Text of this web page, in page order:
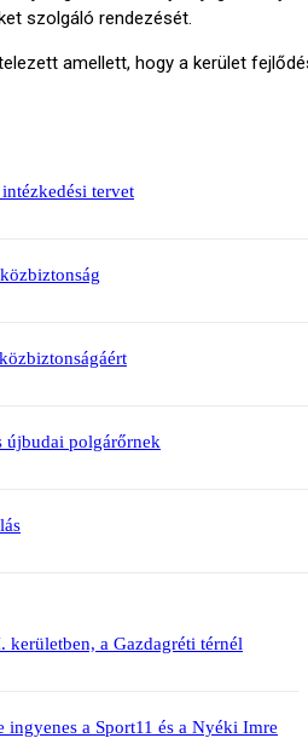
kerületben, a Gazdagréti térnél
ingyenes a Sport11 és a Nyéki Imre
szolgáló rendezését.
amellett, hogy a kerület
tervet
újbudai polgárőrnek